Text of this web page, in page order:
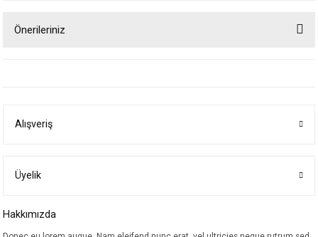
Önerileriniz
Ürün bilgilerinde hatalar bulunuyor.
Bu ürüne benzer farklı alternatifler olmalı.
Alışveriş
Üyelik
Hakkımızda